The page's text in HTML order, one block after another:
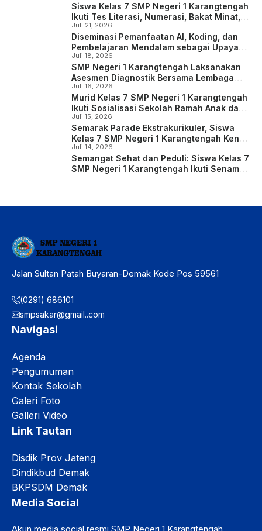
Siswa Kelas 7 SMP Negeri 1 Karangtengah
Ikuti Tes Literasi, Numerasi, Bakat Minat,
serta Identifikasi Kondisi Sosial Emosional
dan Konsentrasi Belajar
Juli 21, 2026
Diseminasi Pemanfaatan AI, Koding, dan
Pembelajaran Mendalam sebagai Upaya
Meningkatkan Kompetensi Guru
Juli 18, 2026
SMP Negeri 1 Karangtengah Laksanakan
Asesmen Diagnostik Bersama Lembaga
Psikologi Kartika bagi Siswa Kelas 7
Juli 16, 2026
Murid Kelas 7 SMP Negeri 1 Karangtengah
Ikuti Sosialisasi Sekolah Ramah Anak dan
Kreasi Poster Digital
Juli 15, 2026
Semarak Parade Ekstrakurikuler, Siswa
Kelas 7 SMP Negeri 1 Karangtengah Kenali
dan Eksplorasi Potensi Diri
Juli 14, 2026
Semangat Sehat dan Peduli: Siswa Kelas 7
SMP Negeri 1 Karangtengah Ikuti Senam
Jalan Sultan Patah Buyaran-Demak Kode Pos 59561
(0291) 686101
smpsakar@gmail..com
Navigasi
Agenda
Pengumuman
Kontak Sekolah
Galeri Foto
Galleri Video
Link Tautan
Disdik Prov Jateng
Dindikbud Demak
BKPSDM Demak
Media Social